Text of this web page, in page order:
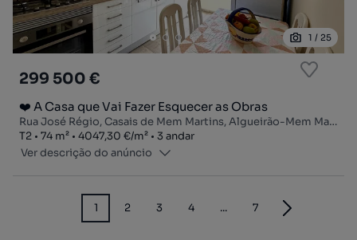
1 / 25
299 500 €
❤️ A Casa que Vai Fazer Esquecer as Obras
Rua José Régio, Casais de Mem Martins, Algueirão-Mem Martins, Sintra, Lisboa
Tipologia
T2
Zona74 m²
Preço por metro quadrado
4047,30 €/m²
Andar
3 andar
Ver descrição do anúncio
1 2 3 4 ... 7